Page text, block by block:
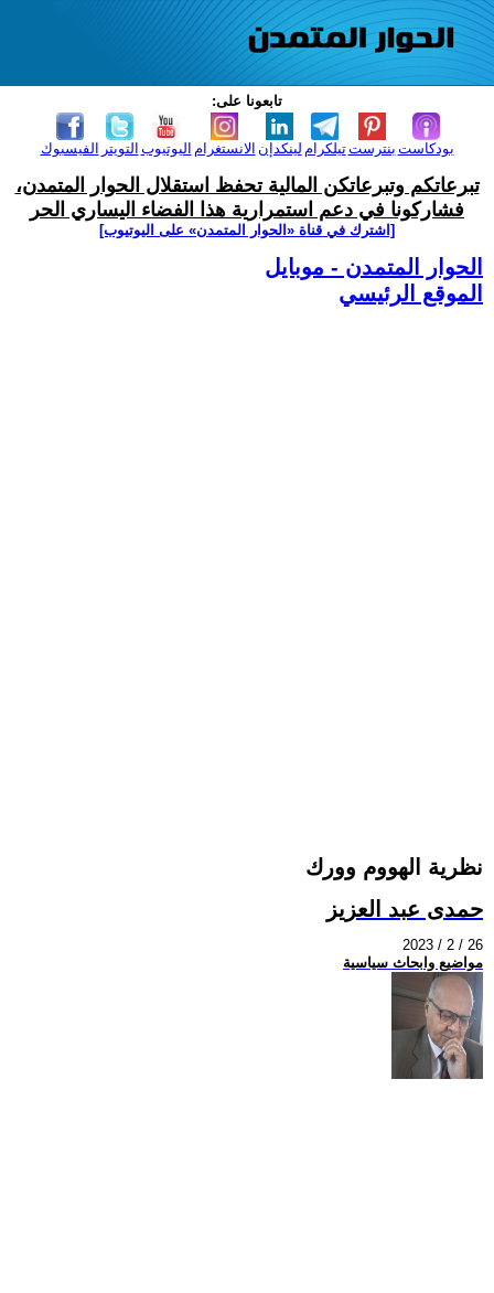
تابعونا على:
الفيسبوك التويتر اليوتيوب الانستغرام لينكدإن تيلكرامبنترست بودكاست
تبرعاتكم وتبرعاتكن المالية تحفظ استقلال الحوار المتمدن،
فشاركونا في دعم استمرارية هذا الفضاء اليساري الحر
[اشترك في قناة ‫«الحوار المتمدن» على اليوتيوب]
الحوار المتمدن - موبايل
الموقع الرئيسي
نظرية الهووم وورك
حمدى عبد العزيز
2023 / 2 / 26
مواضيع وابحاث سياسية